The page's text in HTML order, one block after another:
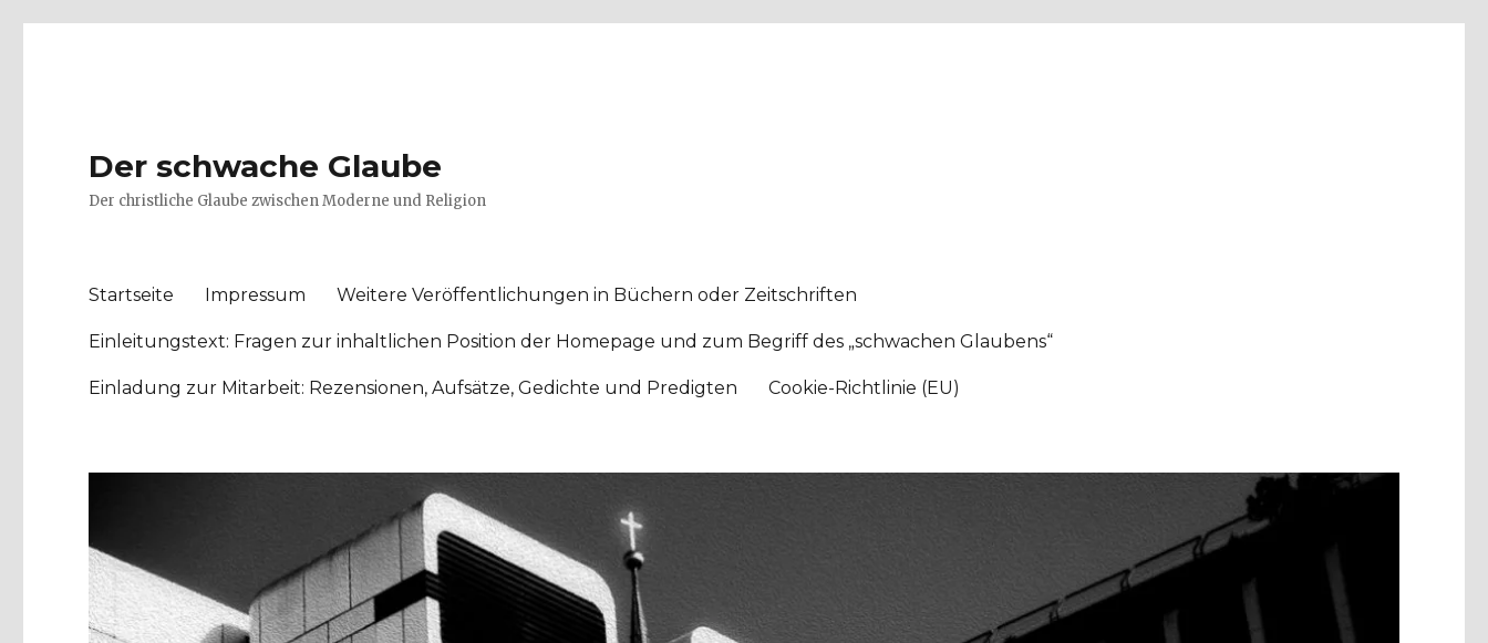
Der schwache Glaube
Der christliche Glaube zwischen Moderne und Religion
Startseite Impressum Weitere Veröffentlichungen in Büchern oder Zeitschriften
Einleitungstext: Fragen zur inhaltlichen Position der Homepage und zum Begriff des „schwachen Glaubens“
Einladung zur Mitarbeit: Rezensionen, Aufsätze, Gedichte und Predigten Cookie-Richtlinie (EU)